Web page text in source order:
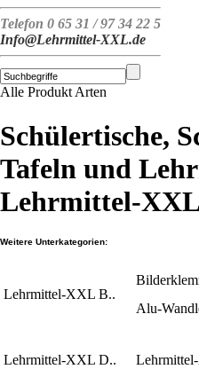
Telefon 0 65 31 / 97 34 22 5
Info@Lehrmittel-XXL.de
Alle Produkt Arten
Schülertische,
Tafeln und
Lehrmittel-
Weitere Unterkategorien:
Lehrmittel-XXL B..
Alu-
Lehrmittel-XXL D..